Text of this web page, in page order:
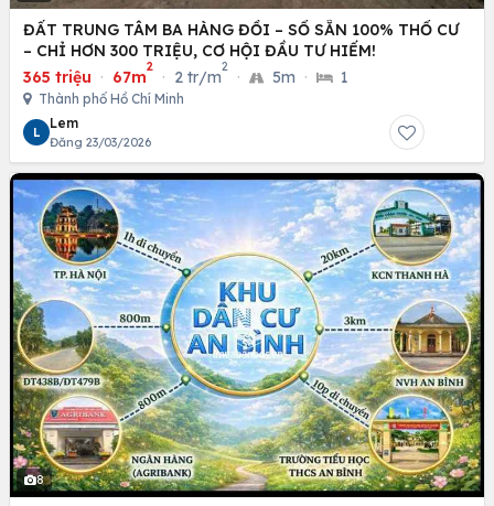
ĐẤT TRUNG TÂM BA HÀNG ĐỒI – SỔ SẴN 100% THỔ CƯ
– CHỈ HƠN 300 TRIỆU, CƠ HỘI ĐẦU TƯ HIẾM!
365 triệu · 67m
2
· 2 tr/m
2
· 5m · 1
Thành phố Hồ Chí Minh
L
Lem
Đăng 23/03/2026
8